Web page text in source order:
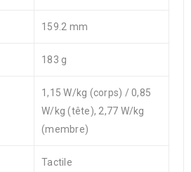
159.2 mm
183 g
1,15 W/kg (corps) / 0,85
W/kg (tête), 2,77 W/kg
(membre)
Tactile